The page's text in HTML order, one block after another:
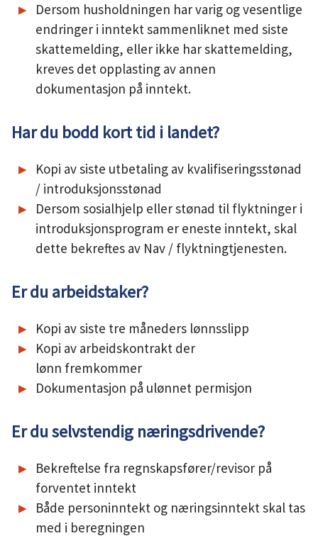
Dersom husholdningen har varig og vesentlige
endringer i inntekt sammenliknet med siste
skattemelding, eller ikke har skattemelding,
kreves det opplasting av annen
dokumentasjon på inntekt.
Har du bodd kort tid i landet?
Kopi av siste utbetaling av kvalifiseringsstønad
/ introduksjonsstønad
Dersom sosialhjelp eller stønad til flyktninger i
introduksjonsprogram er eneste inntekt, skal
dette bekreftes av Nav / flyktningtjenesten.
Er du arbeidstaker?
Kopi av siste tre måneders lønnsslipp
Kopi av arbeidskontrakt der
lønn fremkommer
Dokumentasjon på ulønnet permisjon
Er du selvstendig næringsdrivende?
Bekreftelse fra regnskapsfører/revisor på
forventet inntekt
Både personinntekt og næringsinntekt skal tas
med i beregningen